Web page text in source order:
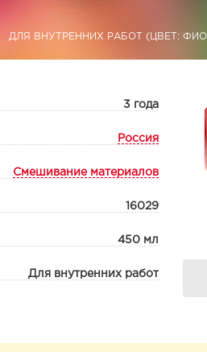
ДЛЯ ВНУТРЕННИХ РАБОТ (ЦВЕТ:
3 года
Россия
Смешивание материалов
16029
450 мл
Для внутренних работ